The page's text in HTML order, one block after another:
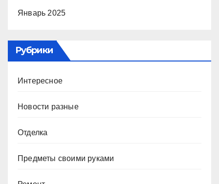
Январь 2025
Рубрики
Интересное
Новости разные
Отделка
Предметы своими руками